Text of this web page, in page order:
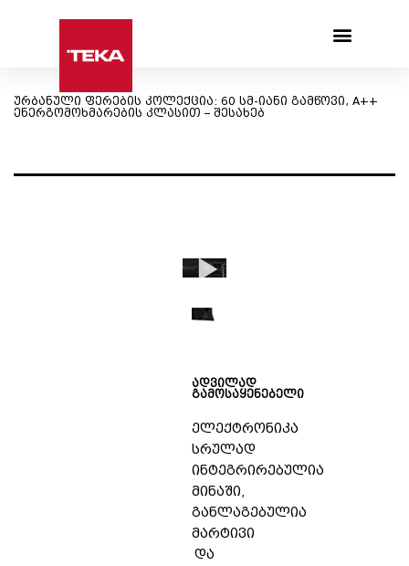
ურბანული ფერების კოლექცია: 60 სმ-იანი გამწოვი, A++
ენერგომოხმარების კლასით – შესახებ
ადვილად
გამოსაყენებელი
ელექტრონიკა
სრულად
ინტეგრირებულია
მინაში,
განლაგებულია
მარტივი
და